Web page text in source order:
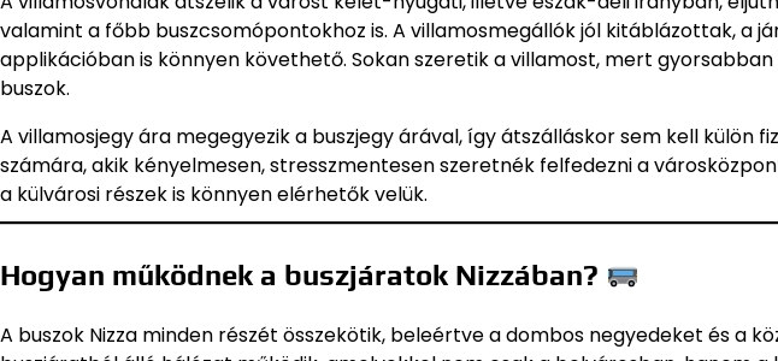
valamint a főbb buszcsomópontokhoz is. A villamosmegállók jól kitáblázottak, a
applikációban is könnyen követhető. Sokan szeretik a villamost, mert
buszok.
A villamosjegy ára megegyezik a buszjegy árával, így átszálláskor sem kell külön
számára, akik kényelmesen, stresszmentesen szeretnék felfedezni a
a külvárosi részek is könnyen elérhetők velük.
Hogyan működnek a buszjáratok Nizzában?
A buszok Nizza minden részét összekötik, beleértve a dombos negyedeket és a